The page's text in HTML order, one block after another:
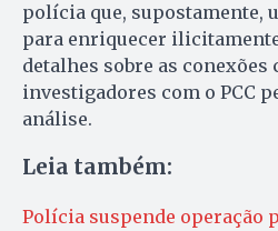
polícia que, supostamente,
para enriquecer
detalhes sobre as conexões
investigadores com o PCC
análise.
Leia também:
Polícia suspende operação